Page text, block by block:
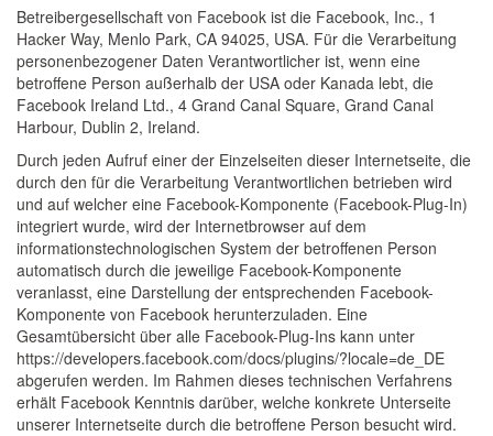
Betreibergesellschaft von Facebook ist die Facebook, Inc., 1
Hacker Way, Menlo Park, CA 94025, USA. Für die Verarbeitung
personenbezogener Daten Verantwortlicher ist, wenn eine
betroffene Person außerhalb der USA oder Kanada lebt, die
Facebook Ireland Ltd., 4 Grand Canal Square, Grand Canal
Harbour, Dublin 2, Ireland.
Durch jeden Aufruf einer der Einzelseiten dieser Internetseite, die
durch den für die Verarbeitung Verantwortlichen betrieben wird
und auf welcher eine Facebook-Komponente (Facebook-Plug-In)
integriert wurde, wird der Internetbrowser auf dem
informationstechnologischen System der betroffenen Person
automatisch durch die jeweilige Facebook-Komponente
veranlasst, eine Darstellung der entsprechenden Facebook-
Komponente von Facebook herunterzuladen. Eine
Gesamtübersicht über alle Facebook-Plug-Ins kann unter
https://developers.facebook.com/docs/plugins/?locale=de_DE
abgerufen werden. Im Rahmen dieses technischen Verfahrens
erhält Facebook Kenntnis darüber, welche konkrete Unterseite
unserer Internetseite durch die betroffene Person besucht wird.